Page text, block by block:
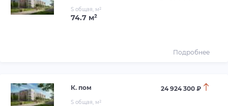
S общая, м²
74.7 м²
Подробнее
К. пом 24 924 300 ₽
S общая, м²